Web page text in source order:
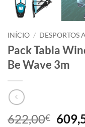
INÍCIO / DESPORTOS
Pack Tabla
Be Wave 3m
622,00€